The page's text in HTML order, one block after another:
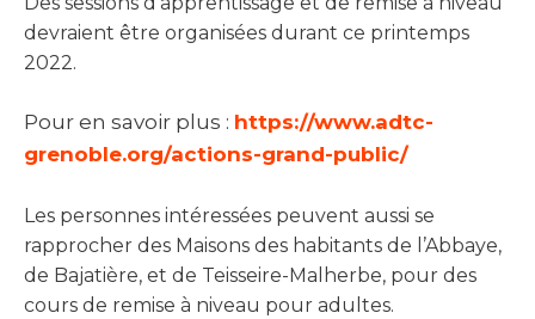
devraient être organisées durant ce printemps
2022.
Pour en savoir plus : https://www.adtc-
grenoble.org/actions-grand-public/
Les personnes intéressées peuvent aussi se
rapprocher des Maisons des habitants de l’Abbaye,
de Bajatière, et de Teisseire-Malherbe, pour des
cours de remise à niveau pour adultes.